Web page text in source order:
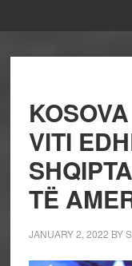
VITI
TË
JANUARY 2, 2022 BY